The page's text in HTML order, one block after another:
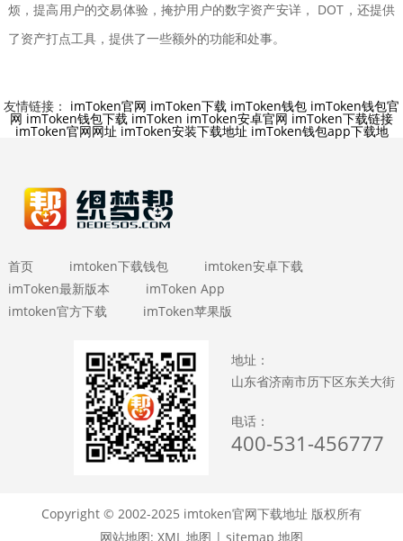
烦，提高用户的交易体验，掩护用户的数字资产安详， DOT，还提供
了资产打点工具，提供了一些额外的功能和处事。
友情链接： imToken官网 imToken下载 imToken钱包 imToken钱包官
网 imToken钱包下载 imToken imToken安卓官网 imToken下载链接
imToken官网网址 imToken安装下载地址 imToken钱包app下载地
首页 imtoken下载钱包
imtoken安卓下载
imToken最新版本
imToken App
imtoken官方下载
imToken苹果版
地址：
山东省济南市历下区东关大街
电话：
400-531-456777
Copyright © 2002-2025 imtoken官网下载地址 版权所有
网站地图: XML 地图 | sitemap 地图